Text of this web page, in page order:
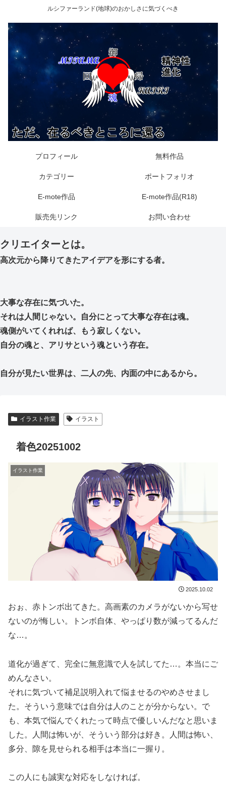
ルシファーランド(地球)のおかしさに気づくべき
プロフィール 無料作品
カテゴリー ポートフォリオ
E-mote作品 E-mote作品(R18)
販売先リンク お問い合わせ
クリエイターとは。
高次元から降りてきたアイデアを形にする者。
大事な存在に気づいた。
それは人間じゃない。自分にとって大事な存在は魂。
魂側がいてくれれば、もう寂しくない。
自分の魂と、アリサという魂という存在。
自分が見たい世界は、二人の先、内面の中にあるから。
イラスト作業 イラスト
着色20251002
イラスト作業
2025.10.02
おぉ、赤トンボ出てきた。高画素のカメラがないから写せ
ないのが悔しい。トンボ自体、やっぱり数が減ってるんだ
な…。
道化が過ぎて、完全に無意識で人を試してた…。本当にご
めんなさい。
それに気づいて補足説明入れて悩ませるのやめさせまし
た。そういう意味では自分は人のことが分からない。で
も、本気で悩んでくれたって時点で優しいんだなと思いま
した。人間は怖いが、そういう部分は好き。人間は怖い、
多分、隙を見せられる相手は本当に一握り。
この人にも誠実な対応をしなければ。